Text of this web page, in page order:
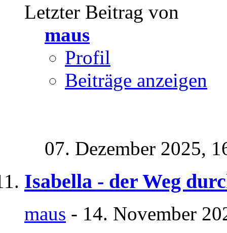
Letzter Beitrag von
maus
Profil
Beiträge anzeigen
07. Dezember 2025,
Isabella - der Weg
maus - 14. November